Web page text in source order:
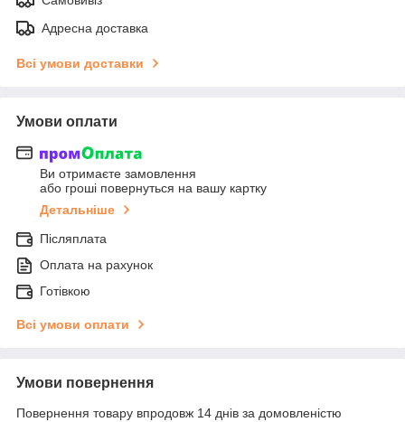
Адресна доставка
Всі умови доставки
Умови оплати
Ви отримаєте замовлення
або гроші повернуться на вашу картку
Детальніше
Післяплата
Оплата на рахунок
Готівкою
Всі умови оплати
Умови повернення
Повернення товару впродовж 14 днів за домовленістю